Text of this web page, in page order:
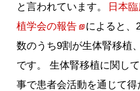
と言われています。
日本
植学会の報告
によると、
数のうち9割が生体腎移植
です。 生体腎移植に関して
事で患者会活動を通じて